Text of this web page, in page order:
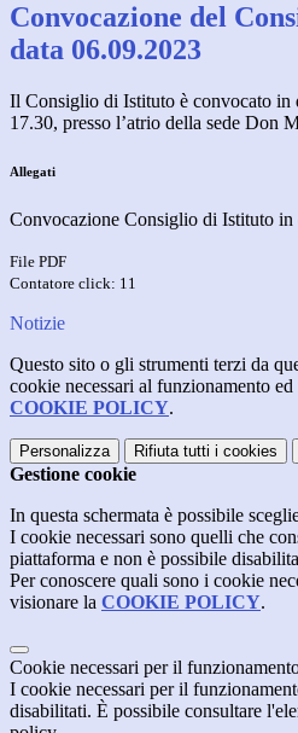
Convocazione del
data 06.09.2023
Il Consiglio di Istituto è convocato in
17.30, presso l’atrio della sede Don
Allegati
Convocazione Consiglio di Istituto in
File PDF
Contatore click: 11
Notizie
Questo sito o gli strumenti terzi da
cookie necessari al funzionamento
COOKIE POLICY.
Personalizza Rifiuta tutti i cookies
Gestione cookie
In questa schermata è possibile
I cookie necessari sono quelli che
piattaforma e non è possibile
Per conoscere quali sono i cookie
visionare la COOKIE POLICY.
Cookie necessari per il
I cookie necessari per il
disabilitati. È possibile consultare